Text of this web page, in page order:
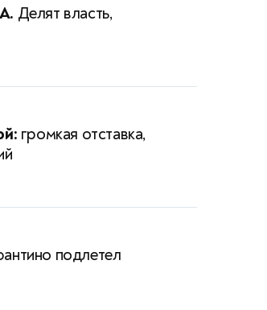
Делят власть,
громкая отставка,
подлетел